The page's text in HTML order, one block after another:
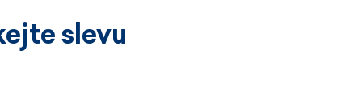
slevu